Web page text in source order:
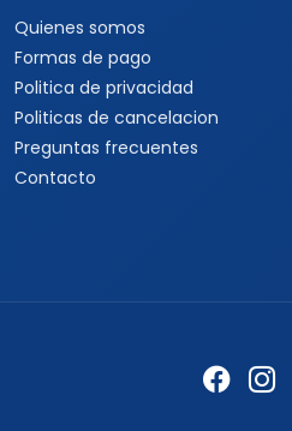
Quienes somos
Formas de pago
Politica de privacidad
Politicas de cancelacion
Preguntas frecuentes
Contacto